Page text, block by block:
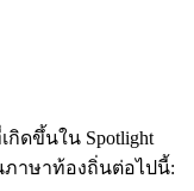
ดขึ้นใน Spotlight
ภาษาท้องถิ่นต่อไปนี้: